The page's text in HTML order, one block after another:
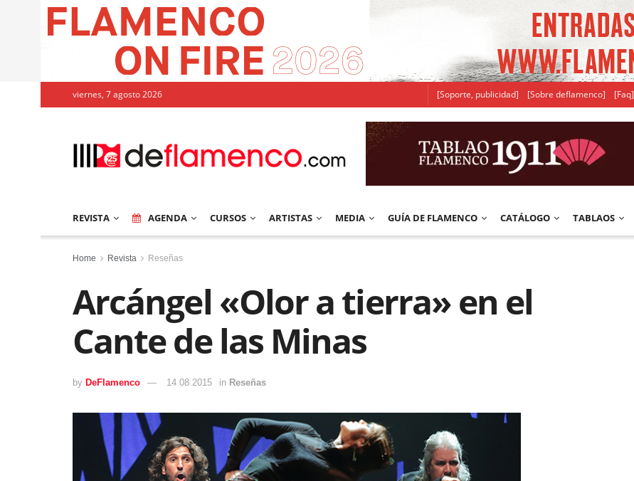
viernes, 7 agosto 2026 [Soporte, publicidad] [Sobre deflamenco] [Faq]
REVISTA AGENDA CURSOS ARTISTAS MEDIA GUÍA DE FLAMENCO CATÁLOGO TABLAOS
Home Revista Reseñas
Arcángel «Olor a tierra» en el
Cante de las Minas
by DeFlamenco 14 08 2015 in Reseñas